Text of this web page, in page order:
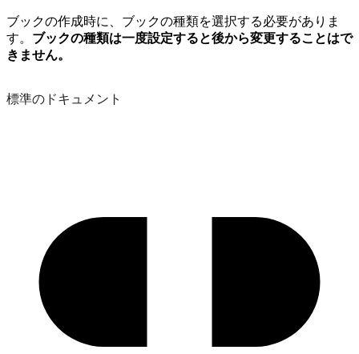
ブックの作成時に、ブックの種類を選択する必要がありま
す。 ブックの種類は一度設定すると後から変更することはで
きません。
標準のドキュメント